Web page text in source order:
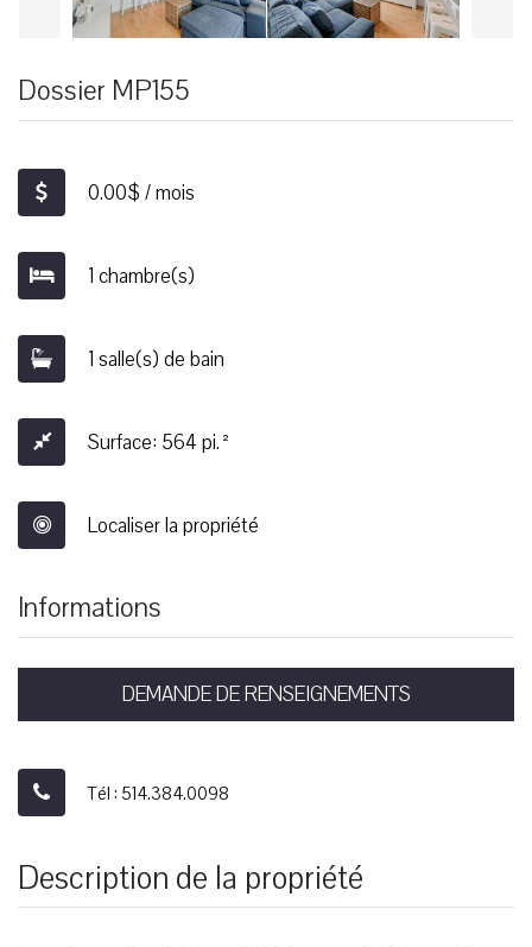
Dossier MP155
0.00$ / mois
1 chambre(s)
1 salle(s) de bain
Surface: 564 pi.²
Localiser la propriété
Informations
DEMANDE DE RENSEIGNEMENTS
Tél : 514.384.0098
Description de la propriété